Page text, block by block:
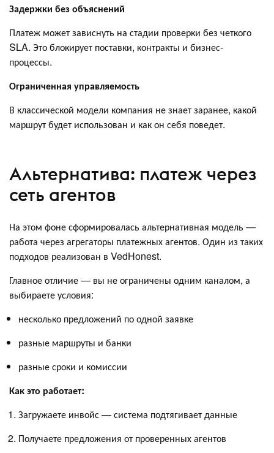
Задержки без объяснений
Платеж может зависнуть на стадии проверки без четкого
SLA. Это блокирует поставки, контракты и бизнес-
процессы.
Ограниченная управляемость
В классической модели компания не знает заранее, какой
маршрут будет использован и как он себя поведет.
Альтернатива: платеж через
сеть агентов
На этом фоне сформировалась альтернативная модель —
работа через агрегаторы платежных агентов. Один из таких
подходов реализован в VedHonest.
Главное отличие — вы не ограничены одним каналом, а
выбираете условия:
несколько предложений по одной заявке
разные маршруты и банки
разные сроки и комиссии
Как это работает:
Загружаете инвойс — система подтягивает данные
Получаете предложения от проверенных агентов